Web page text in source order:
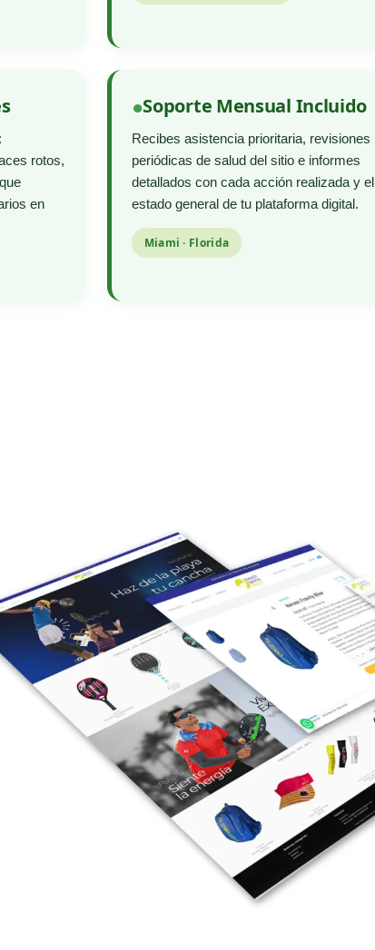
rotos,
en
Soporte Mensual Incluido
Recibes asistencia prioritaria, revisiones
periódicas de salud del sitio e informes
detallados con cada acción realizada y el
estado general de tu plataforma digital.
Miami · Florida